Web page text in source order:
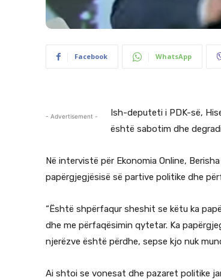
Facebook WhatsApp
- Advertisement -
Ish-deputeti i PDK-së,
është sabotim dhe
Në intervistë për Ekonomia Online,
papërgjegjësisë së partive politike dhe
“Është shpërfaqur sheshit se këtu ka
dhe me përfaqësimin qytetar. Ka
njerëzve është përdhe, sepse kjo nuk
Ai shtoi se vonesat dhe pazaret politike